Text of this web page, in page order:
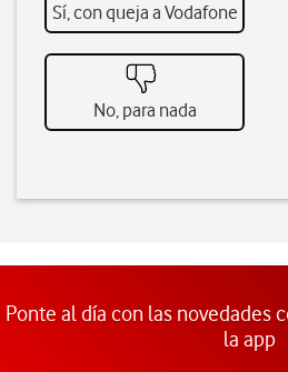
Sí, con queja a Vodafone
No, para nada
Ponte al día con las novedades
la app